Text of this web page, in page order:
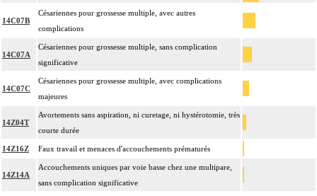
14C07B
Césariennes pour grossesse multiple, avec autres
complications
14C07A
Césariennes pour grossesse multiple, sans complication
significative
14C07C
Césariennes pour grossesse multiple, avec complications
majeures
14Z04T
Avortements sans aspiration, ni curetage, ni hystérotomie, très
courte durée
14Z16Z Faux travail et menaces d'accouchements prématurés
14Z14A
Accouchements uniques par voie basse chez une multipare,
sans complication significative